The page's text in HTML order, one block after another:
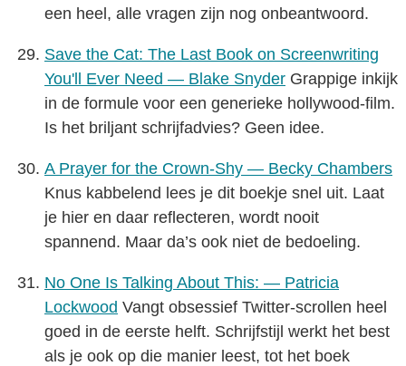
een heel, alle vragen zijn nog onbeantwoord.
Save the Cat: The Last Book on Screenwriting
You'll Ever Need — Blake Snyder Grappige inkijk
in de formule voor een generieke hollywood-film.
Is het briljant schrijfadvies? Geen idee.
A Prayer for the Crown-Shy — Becky Chambers
Knus kabbelend lees je dit boekje snel uit. Laat
je hier en daar reflecteren, wordt nooit
spannend. Maar da’s ook niet de bedoeling.
No One Is Talking About This: — Patricia
Lockwood Vangt obsessief Twitter-scrollen heel
goed in de eerste helft. Schrijfstijl werkt het best
als je ook op die manier leest, tot het boek